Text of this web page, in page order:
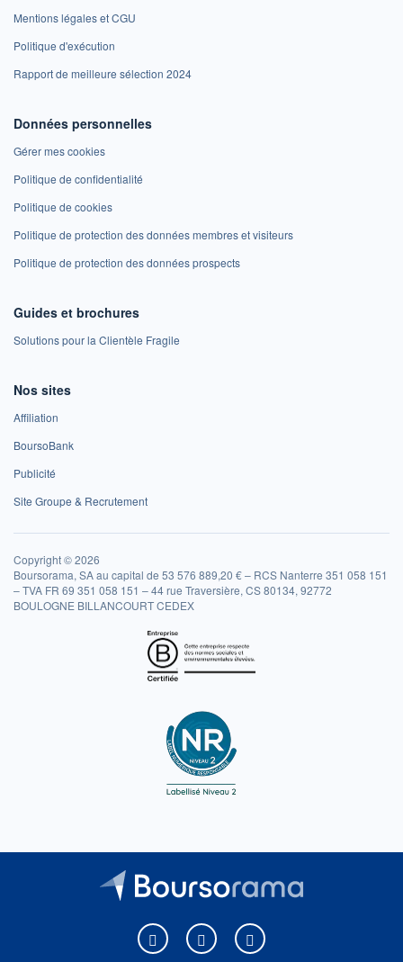
Mentions légales et CGU
Politique d'exécution
Rapport de meilleure sélection 2024
Données personnelles
Gérer mes cookies
Politique de confidentialité
Politique de cookies
Politique de protection des données membres et visiteurs
Politique de protection des données prospects
Guides et brochures
Solutions pour la Clientèle Fragile
Nos sites
Affiliation
BoursoBank
Publicité
Site Groupe & Recrutement
Copyright © 2026
Boursorama, SA au capital de 53 576 889,20 € – RCS Nanterre 351 058 151
– TVA FR 69 351 058 151 – 44 rue Traversière, CS 80134, 92772
BOULOGNE BILLANCOURT CEDEX
Boursorama sur Facebook
Boursorama sur XBoursorama sur